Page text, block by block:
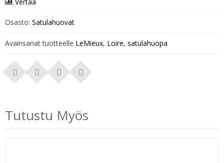
Osasto: Satulahuovat
Avainsanat tuotteelle LeMieux, Loire, satulahuopa
Tutustu Myös